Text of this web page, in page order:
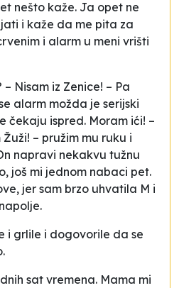
nešto kaže. Ja opet ne
i kaže da me pita za
i alarm u meni vrišti
Nisam iz Zenice! – Pa
alarm možda je serijski
čekaju ispred. Moram ići! –
Žuži! – pružim mu ruku i
napravi nekakvu tužnu
još mi jednom nabaci pet.
jer sam brzo uhvatila M i
i grlile i dogovorile da se
sat vremena. Mama mi